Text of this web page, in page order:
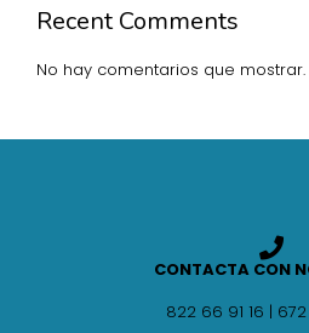
Recent Comments
No hay comentarios que mostrar.
CONTACTA CON
822 66 91 16 |